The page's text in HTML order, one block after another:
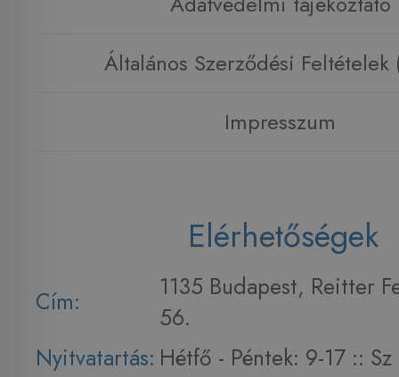
Általános Szerződési Feltételek
Impresszum
Elérhetőségek
Cím:
1135 Budapest, Reitter
56.
Nyitvatartás: Hétfő - Péntek: 9-17 :: Sz